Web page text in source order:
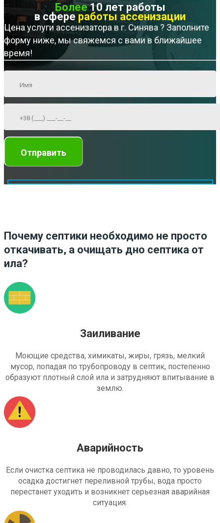
Более10 лет работы
в сфере работы ассенизации
Цена услуги ассенизатора в г. Синява ? Заполните
форму ниже, мы свяжемся с вами в ближайшее
время!
Почему септики необходимо не просто
откачивать, а очищать дно септика от
ила?
Заиливание
Моющие средства, химикаты, жиры, грязь, мелкий
мусор, попадая по трубопроводу в септик, постепенно
образуют плотный слой ила и затрудняют впитывание в
землю.
Аварийность
Если очистка септика не проводилась давно, то уровень
осадка достигнет переливной трубы, вода просто
перестанет уходить и возникнет серьезная аварийная
ситуация.